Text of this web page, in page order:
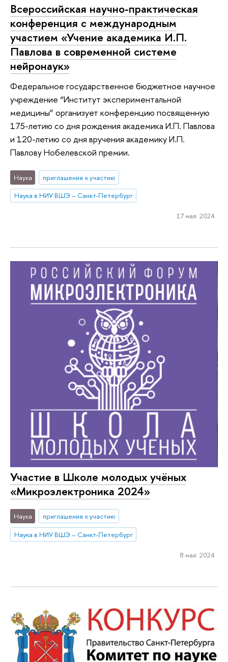
Всероссийская научно-практическая
конференция с международным
участием «Учение академика И.П.
Павлова в современной системе
нейронаук»
Федеральное государственное бюджетное научное
учреждение “Институт экспериментальной
медицины” организует конференцию посвященную
175-летию со дня рождения академика И.П. Павлова
и 120-летию со дня вручения академику И.П.
Павлову Нобелевской премии.
Наука
приглашение к участию
Наука в НИУ ВШЭ – Санкт-Петербург
17 мая 2024
Участие в Школе молодых учёных
«Микроэлектроника 2024»
Наука
приглашение к участию
Наука в НИУ ВШЭ – Санкт-Петербург
8 мая 2024